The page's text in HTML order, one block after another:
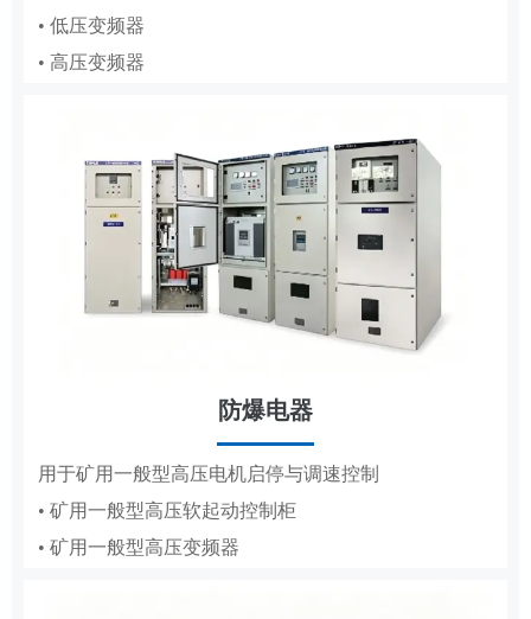
• 低压变频器
• 高压变频器
防爆电器
用于矿用一般型高压电机启停与调速控制
• 矿用一般型高压软起动控制柜
• 矿用一般型高压变频器
适配纸浆造纸、水利工程的集散控制系统
• 纸浆造纸DCS
MCS
用于高低压电机的变频调速、节能与保护
• 辅助控制系统